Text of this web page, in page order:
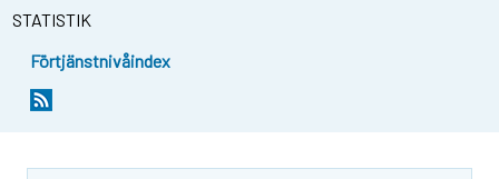
STATISTIK
Förtjänstnivåindex